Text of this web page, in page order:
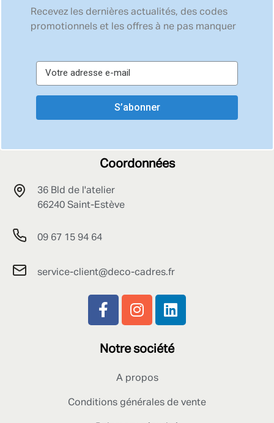
Recevez les dernières actualités, des codes
promotionnels et les offres à ne pas manquer
S’abonner
Coordonnées
36 Bld de l'atelier
66240 Saint-Estève
09 67 15 94 64
service-client@deco-cadres.fr
Notre société
A propos
Conditions générales de vente